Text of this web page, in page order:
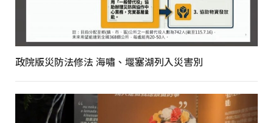
政院版災防法修法 海嘯、堰塞湖列入災害別